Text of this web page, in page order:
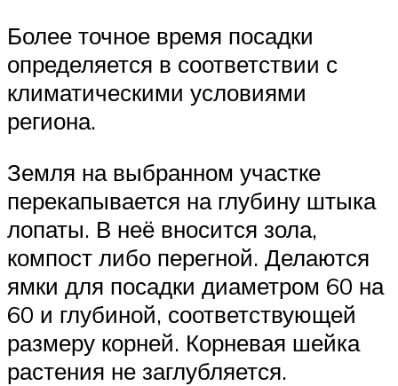
Более точное время посадки
определяется в соответствии с
климатическими условиями
региона.
Земля на выбранном участке
перекапывается на глубину штыка
лопаты. В неё вносится зола,
компост либо перегной. Делаются
ямки для посадки диаметром 60 на
60 и глубиной, соответствующей
размеру корней. Корневая шейка
растения не заглубляется.